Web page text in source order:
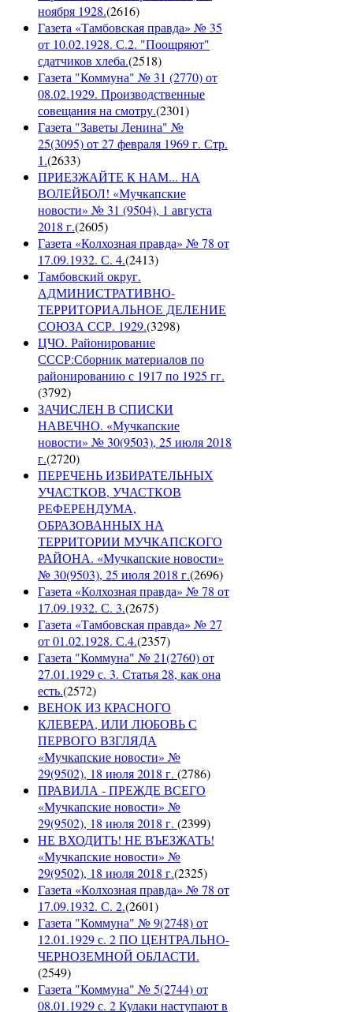
ноября 1928.(2616)
Газета «Тамбовская правда» № 35
от 10.02.1928. С.2. "Поощряют"
сдатчиков хлеба.(2518)
Газета "Коммуна" № 31 (2770) от
08.02.1929. Производственные
совещания на смотру.(2301)
Газета "Заветы Ленина" №
25(3095) от 27 февраля 1969 г. Стр.
1.(2633)
ПРИЕЗЖАЙТЕ К НАМ... НА
ВОЛЕЙБОЛ! «Мучкапские
новости» № 31 (9504), 1 августа
2018 г.(2605)
Газета «Колхозная правда» № 78 от
17.09.1932. С. 4.(2413)
Тамбовский округ.
АДМИНИСТРАТИВНО-
ТЕРРИТОРИАЛЬНОЕ ДЕЛЕНИЕ
СОЮЗА ССР. 1929.(3298)
ЦЧО. Районирование
СССР:Сборник материалов по
районированию с 1917 по 1925 гг.
(3792)
ЗАЧИСЛЕН В СПИСКИ
НАВЕЧНО. «Мучкапские
новости» № 30(9503), 25 июля 2018
г.(2720)
ПЕРЕЧЕНЬ ИЗБИРАТЕЛЬНЫХ
УЧАСТКОВ, УЧАСТКОВ
РЕФЕРЕНДУМА,
ОБРАЗОВАННЫХ НА
ТЕРРИТОРИИ МУЧКАПСКОГО
РАЙОНА. «Мучкапские новости»
№ 30(9503), 25 июля 2018 г.(2696)
Газета «Колхозная правда» № 78 от
17.09.1932. С. 3.(2675)
Газета «Тамбовская правда» № 27
от 01.02.1928. С.4.(2357)
Газета "Коммуна" № 21(2760) от
27.01.1929 с. 3. Статья 28, как она
есть.(2572)
ВЕНОК ИЗ КРАСНОГО
КЛЕВЕРА, ИЛИ ЛЮБОВЬ С
ПЕРВОГО ВЗГЛЯДА
«Мучкапские новости» №
29(9502), 18 июля 2018 г. (2786)
ПРАВИЛА - ПРЕЖДЕ ВСЕГО
«Мучкапские новости» №
29(9502), 18 июля 2018 г. (2399)
НЕ ВХОДИТЬ! НЕ ВЪЕЗЖАТЬ!
«Мучкапские новости» №
29(9502), 18 июля 2018 г.(2325)
Газета «Колхозная правда» № 78 от
17.09.1932. С. 2.(2601)
Газета "Коммуна" № 9(2748) от
12.01.1929 с. 2 ПО ЦЕНТРАЛЬНО-
ЧЕРНОЗЕМНОЙ ОБЛАСТИ.
(2549)
Газета "Коммуна" № 5(2744) от
08.01.1929 с. 2 Кулаки наступают в